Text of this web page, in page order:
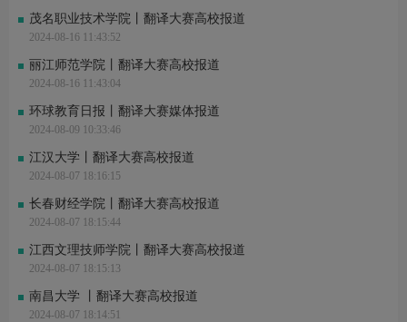
茂名职业技术学院丨翻译大赛高校报道
2024-08-16 11:43:52
丽江师范学院丨翻译大赛高校报道
2024-08-16 11:43:04
环球教育日报丨翻译大赛媒体报道
2024-08-09 10:33:46
江汉大学丨翻译大赛高校报道
2024-08-07 18:16:15
长春财经学院丨翻译大赛高校报道
2024-08-07 18:15:44
江西文理技师学院丨翻译大赛高校报道
2024-08-07 18:15:13
南昌大学 丨翻译大赛高校报道
2024-08-07 18:14:51